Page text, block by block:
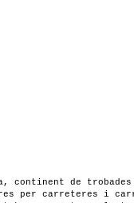
continent de
per carreteres i